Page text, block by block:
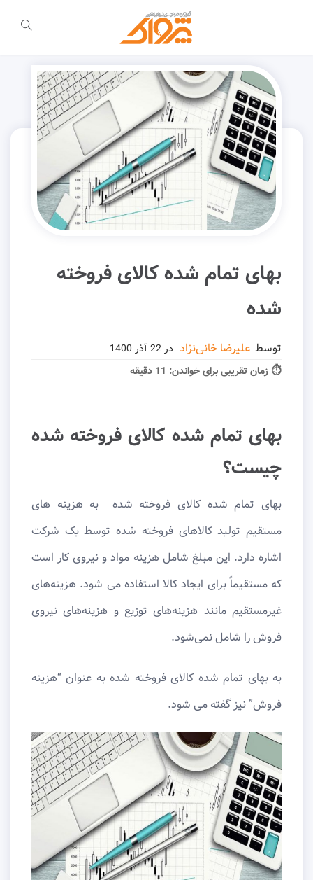
بهای تمام شده کالای فروخته
شده
توسط علیرضا خانی‌نژاد در
⏱ زمان تقریبی برای خواندن: 11 دقیقه
بهای تمام شده کالای فروخته شده
چیست؟
بهای تمام شده کالای فروخته شده به هزینه های
مستقیم تولید کالاهای فروخته شده توسط یک شرکت
اشاره دارد. این مبلغ شامل هزینه مواد و نیروی کار است
که مستقیماً برای ایجاد کالا استفاده می شود. هزینه‌های
غیرمستقیم مانند هزینه‌های توزیع و هزینه‌های نیروی
فروش را شامل نمی‌شود.
به بهای تمام شده کالای فروخته شده به عنوان “هزینه
فروش” نیز گفته می شود.